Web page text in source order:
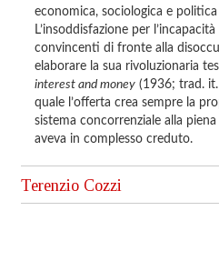
economica, sociologica e
L’insoddisfazione per
convincenti di fronte alla
elaborare la sua rivoluzionaria
interest and money (1936; trad.
quale l’offerta crea sempre la
sistema concorrenziale alla
aveva in complesso creduto.
Terenzio Cozzi